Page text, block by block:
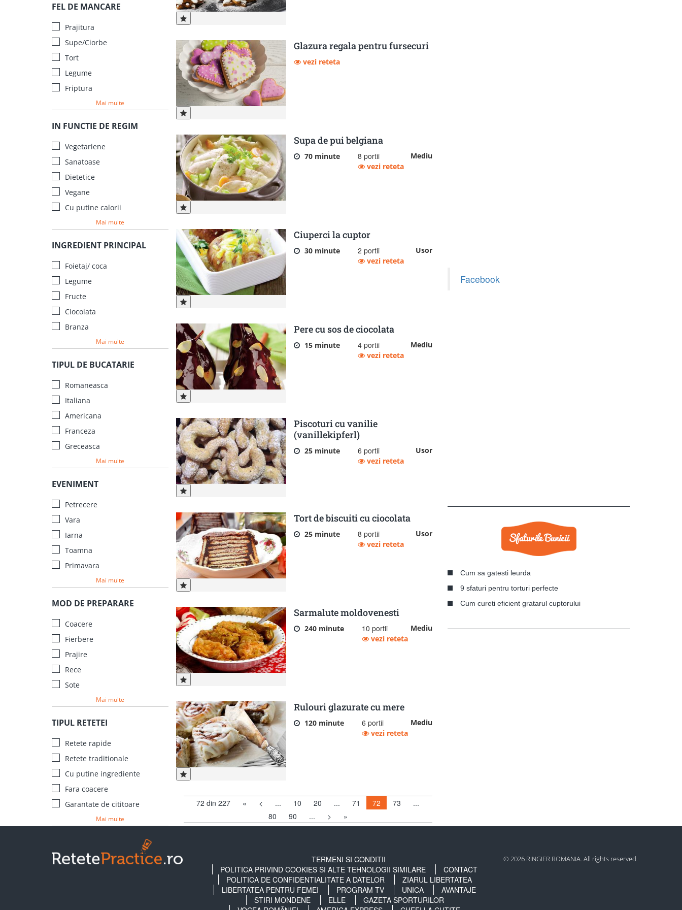
FEL DE MANCARE
Prajitura
Supe/Ciorbe
Tort
Legume
Friptura
Mai multe
IN FUNCTIE DE REGIM
Vegetariene
Sanatoase
Dietetice
Vegane
Cu putine calorii
Mai multe
INGREDIENT PRINCIPAL
Foietaj/ coca
Legume
Fructe
Ciocolata
Branza
Mai multe
TIPUL DE BUCATARIE
Romaneasca
Italiana
Americana
Franceza
Greceasca
Mai multe
EVENIMENT
Petrecere
Vara
Iarna
Toamna
Primavara
Mai multe
MOD DE PREPARARE
Coacere
Fierbere
Prajire
Rece
Sote
Mai multe
TIPUL RETETEI
Retete rapide
Retete traditionale
Cu putine ingrediente
Fara coacere
Garantate de cititoare
Mai multe
Glazura regala pentru fursecuri
vezi reteta
Supa de pui belgiana
70 minute 8 portii
Mediu
vezi reteta
Ciuperci la cuptor
30 minute 2 portii
Usor
vezi reteta
Pere cu sos de ciocolata
15 minute 4 portii
Mediu
vezi reteta
Piscoturi cu vanilie
(vanillekipferl)
25 minute 6 portii
Usor
vezi reteta
Tort de biscuiti cu ciocolata
25 minute 8 portii
Usor
vezi reteta
Sarmalute moldovenesti
240 minute 10 portii
Mediu
vezi reteta
Rulouri glazurate cu mere
120 minute 6 portii
Mediu
vezi reteta
72 din 227 « < ... 10 20 ... 71 72 73
...
80
90 ... > »
Facebook
Cum sa gatesti leurda
9 sfaturi pentru torturi perfecte
Cum cureti eficient gratarul cuptorului
TERMENI SI CONDITII
POLITICA PRIVIND COOKIES SI ALTE TEHNOLOGII SIMILARE
CONTACT
POLITICA DE CONFIDENTIALITATE A DATELOR
ZIARUL LIBERTATEA
LIBERTATEA PENTRU FEMEI
PROGRAM TV UNICA
AVANTAJE
STIRI MONDENE
ELLE
GAZETA SPORTURILOR
© 2026 RINGIER ROMANIA. All rights reserved.